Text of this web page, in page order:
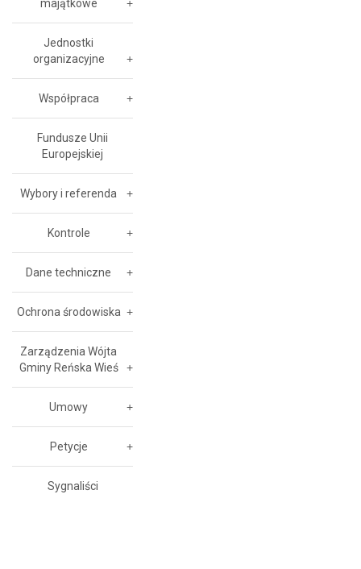
majątkowe
Jednostki
organizacyjne
Współpraca
Fundusze Unii
Europejskiej
Wybory i referenda
Kontrole
Dane techniczne
Ochrona środowiska
Zarządzenia Wójta
Gminy Reńska Wieś
Umowy
Petycje
Sygnaliści